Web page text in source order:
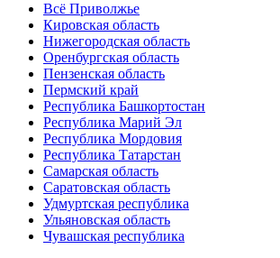
Всё Приволжье
Кировская область
Нижегородская область
Оренбургская область
Пензенская область
Пермский край
Республика Башкортостан
Республика Марий Эл
Республика Мордовия
Республика Татарстан
Самарская область
Саратовская область
Удмуртская республика
Ульяновская область
Чувашская республика